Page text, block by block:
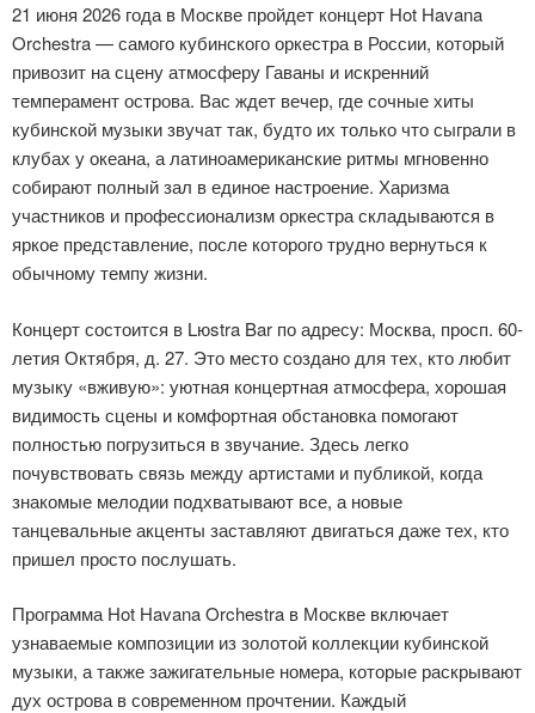
21 июня 2026 года в Москве пройдет концерт Hot Havana
Orchestra — самого кубинского оркестра в России, который
привозит на сцену атмосферу Гаваны и искренний
темперамент острова. Вас ждет вечер, где сочные хиты
кубинской музыки звучат так, будто их только что сыграли в
клубах у океана, а латиноамериканские ритмы мгновенно
собирают полный зал в единое настроение. Харизма
участников и профессионализм оркестра складываются в
яркое представление, после которого трудно вернуться к
обычному темпу жизни.
Концерт состоится в Lюstra Bar по адресу: Москва, просп. 60-
летия Октября, д. 27. Это место создано для тех, кто любит
музыку «вживую»: уютная концертная атмосфера, хорошая
видимость сцены и комфортная обстановка помогают
полностью погрузиться в звучание. Здесь легко
почувствовать связь между артистами и публикой, когда
знакомые мелодии подхватывают все, а новые
танцевальные акценты заставляют двигаться даже тех, кто
пришел просто послушать.
Программа Hot Havana Orchestra в Москве включает
узнаваемые композиции из золотой коллекции кубинской
музыки, а также зажигательные номера, которые раскрывают
дух острова в современном прочтении. Каждый